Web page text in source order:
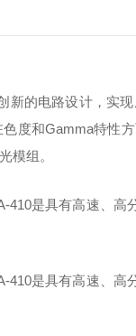
新的电路设计，实
度和Gamma特性
模组。
410是具有高速、
410是具有高速、